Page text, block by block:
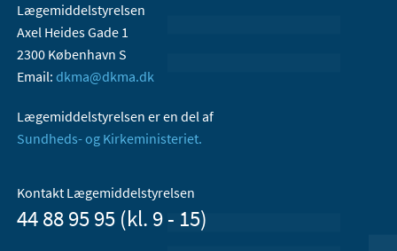
Lægemiddelstyrelsen
Axel Heides Gade 1
2300 København S
Email: dkma@dkma.dk
Lægemiddelstyrelsen er en del af
Sundheds- og Kirkeministeriet.
Kontakt Lægemiddelstyrelsen
44 88 95 95 (kl. 9 - 15)